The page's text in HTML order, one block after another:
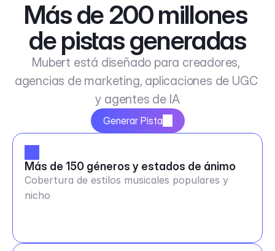
Más de 200 millones
de pistas generadas
Mubert está diseñado para creadores,
agencias de marketing, aplicaciones de UGC
y agentes de IA
Generar Pista
Más de 150 géneros y estados de ánimo
Cobertura de estilos musicales populares y
nicho